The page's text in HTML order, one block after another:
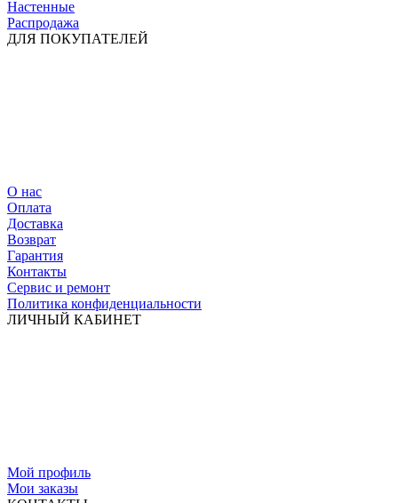
Настенные
Распродажа
ДЛЯ ПОКУПАТЕЛЕЙ
О нас
Оплата
Доставка
Возврат
Гарантия
Контакты
Сервис и ремонт
Политика конфиденциальности
ЛИЧНЫЙ КАБИНЕТ
Мой профиль
Мои заказы